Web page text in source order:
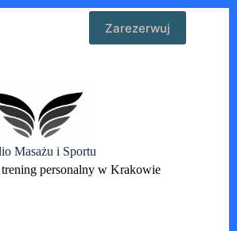
Zarezerwuj
Masażu i Sportu
personalny w Krakowie